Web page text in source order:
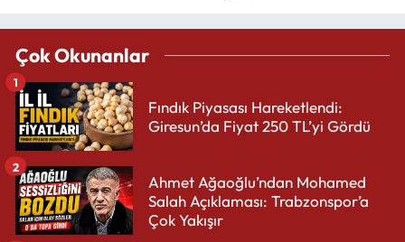
Çok Okunanlar
Fındık Piyasası Hareketlendi:
Giresun’da Fiyat 250 TL’yi Gördü
1
Ahmet Ağaoğlu’ndan Mohamed
Salah Açıklaması: Trabzonspor’a
Çok Yakışır
2